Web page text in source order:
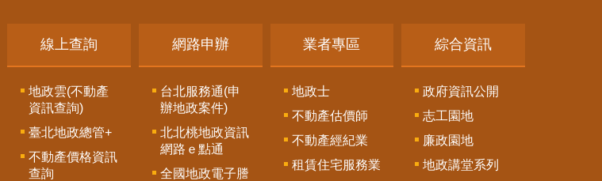
線上查詢
地政雲(不動產
資訊查詢)
臺北地政總管+
不動產價格資訊
查詢
網路申辦
台北服務通(申
辦地政案件)
北北桃地政資訊
網路ｅ點通
全國地政電子謄
業者專區
地政士
不動產估價師
不動產經紀業
租賃住宅服務業
綜合資訊
政府資訊公開
志工園地
廉政園地
地政講堂系列